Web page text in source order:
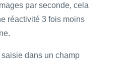
par seconde, cela
réactivité 3 fois moins
dans un champ